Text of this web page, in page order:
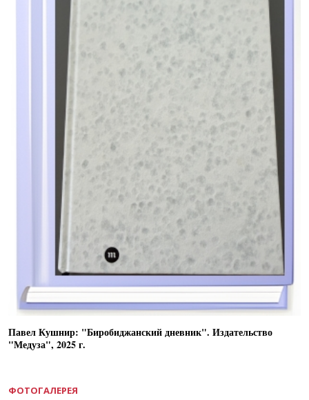
Павел Кушнир: "Биробиджанский дневник". Издательство
"Медуза", 2025 г.
ФОТОГАЛЕРЕЯ